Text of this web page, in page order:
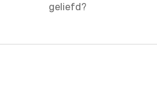
geliefd?